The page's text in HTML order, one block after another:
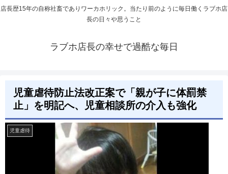
店長歴15年の自称社畜でありワーカホリック。当たり前のように毎日働くラブホ店
長の日々や思うこと
ラブホ店長の幸せで過酷な毎日
児童虐待防止法改正案で「親が子に体罰禁
止」を明記へ、児童相談所の介入も強化
児童虐待